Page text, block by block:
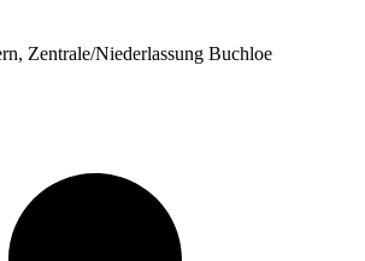
Zentrale/Niederlassung Buchloe